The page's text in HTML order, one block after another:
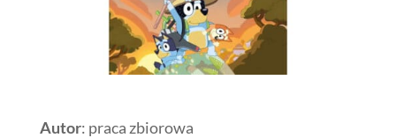
Autor: praca zbiorowa